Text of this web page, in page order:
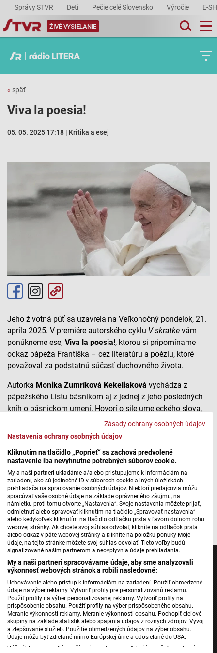
Zásady ochrany osobných údajov
Nastavenia ochrany osobných údajov
Kliknutím na tlačidlo „Poprieť“ sa zachová predvolené
nastavenie iba nevyhnutne potrebných súborov cookie.
My a naši partneri ukladáme a/alebo pristupujeme k informáciám na
zariadení, ako sú jedinečné ID v súboroch cookie a iných úložiskách
prehliadača na spracovanie osobných údajov. Niektorí predajcovia môžu
spracúvať vaše osobné údaje na základe oprávneného záujmu, na
námietku proti tomu otvorte „Nastavenia“. Svoje nastavenia môžete prijať,
odmietnuť alebo spravovať kliknutím na tlačidlo „Spravovať nastavenia“
alebo kedykoľvek kliknutím na tlačidlo odtlačku prsta v ľavom dolnom rohu
webovej stránky. Ak chcete svoj súhlas odvolať, kliknite na odtlačok prsta
alebo odkaz v päte webovej stránky a kliknite na položku ponuky Moje
údaje, na tejto stránke môžete svoj súhlas odvolať. Tieto voľby budú
signalizované našim partnerom a neovplyvnia údaje prehliadania.
My a naši partneri spracovávame údaje, aby sme analyzovali
výkonnosť webových stránok a robili nasledovné:
Uchovávanie alebo prístup k informáciám na zariadení. Použiť obmedzené
údaje na výber reklamy. Vytvoriť profily pre personalizovanú reklamu.
Použiť profily na výber personalizovanej reklamy. Vytvoriť profily na
prispôsobenie obsahu. Použiť profily na výber prispôsobeného obsahu.
Meranie výkonnosti reklamy. Meranie výkonnosti obsahu. Pochopiť cieľové
skupiny na základe štatistík alebo spájania údajov z rôznych zdrojov. Vývoj
a zlepšovanie služieb. Použitie obmedzených údajov na výber obsahu.
Údaje môžu byť zdieľané mimo Európskej únie a odosielané do USA.
Váš súhlas a pravidlá používania cookies sa vzťahujú na všetky webové
Správy STVR Deti Pečie celé Slovensko Výročie E-
ŽIVÉ VYSIELANIE
« späť
Viva la poesia!
05. 05. 2025 17:18 | Kritika a esej
Jeho životná púť sa uzavrela na Veľkonočný pondelok, 21.
apríla 2025. V premiére autorského cyklu V skratke vám
ponúkneme esej Viva la poesia!, ktorou si pripomíname
odkaz pápeža Františka – cez literatúru a poéziu, ktoré
považoval za podstatnú súčasť duchovného života.
Autorka Monika Zumríková Kekeliaková vychádza z
pápežského Listu básnikom aj z jednej z jeho posledných
kníh o básnickom umení. Hovorí o sile umeleckého slova,
ktorú František vnímal ako nádej a priestor porozumenia.
Číta Andrea Eliášová. Relácia je z roku 2025.
Viva la poesia
Máte problém s prehrávaním?Nahláste nám chybuv prehrávači.
Jednotka
Dvojka
24
Šport
Správy STVR